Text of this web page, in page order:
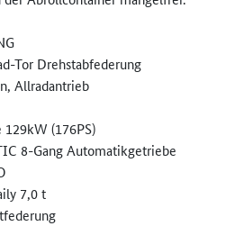
Tor Drehstabfederung
Allradantrieb
(176PS)
8-Gang Automatikgetriebe
7,0 t